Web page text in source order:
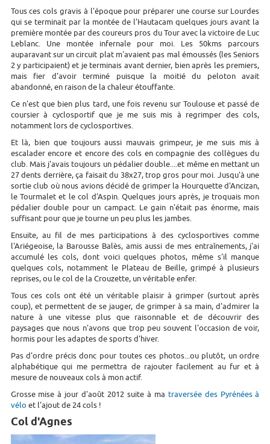
Tous ces cols gravis à l'époque pour préparer une course sur Lourdes
qui se terminait par la montée de l'Hautacam quelques jours avant la
première montée par des coureurs pros du Tour avec la victoire de Luc
Leblanc. Une montée infernale pour moi. Les 50kms parcours
auparavant sur un circuit plat m'avaient pas mal émoussés (les Seniors
2 y participaient) et je terminais avant dernier, bien après les premiers,
mais fier d'avoir terminé puisque la moitié du peloton avait
abandonné, en raison de la chaleur étouffante.
Ce n'est que bien plus tard, une fois revenu sur Toulouse et passé de
coursier à cyclosportif que je me suis mis à regrimper des cols,
notamment lors de cyclosportives.
Et là, bien que toujours aussi mauvais grimpeur, je me suis mis à
escalader encore et encore des cols en compagnie des collègues du
club. Mais j'avais toujours un pédalier double....et même en mettant un
27 dents derrière, ça faisait du 38x27, trop gros pour moi. Jusqu'à une
sortie club où nous avions décidé de grimper la Hourquette d'Ancizan,
le Tourmalet et le col d'Aspin. Quelques jours après, je troquais mon
pédalier double pour un campact. Le gain n'était pas énorme, mais
suffisant pour que je tourne un peu plus les jambes.
Ensuite, au fil de mes participations à des cyclosportives comme
l'Ariégeoise, la Barousse Balès, amis aussi de mes entraînements, j'ai
accumulé les cols, dont voici quelques photos, même s'il manque
quelques cols, notamment le Plateau de Beille, grimpé à plusieurs
reprises, ou le col de la Crouzette, un véritable enfer.
Tous ces cols ont été un véritable plaisir à grimper (surtout après
coup), et permettent de se jauger, de grimper à sa main, d'admirer la
nature à une vitesse plus que raisonnable et de découvrir des
paysages que nous n'avons que trop peu souvent l'occasion de voir,
hormis pour les adaptes de sports d'hiver.
Pas d'ordre précis donc pour toutes ces photos...ou plutôt, un ordre
alphabétique qui me permettra de rajouter facilement au fur et à
mesure de nouveaux cols à mon actif.
Grosse mise à jour d'août 2012 suite à ma traversée des Pyrénées à
vélo et l'ajout de 24 cols !
Col d'Agnes